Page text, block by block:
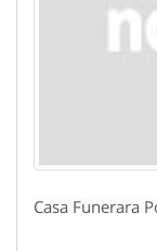
Casa Funerara